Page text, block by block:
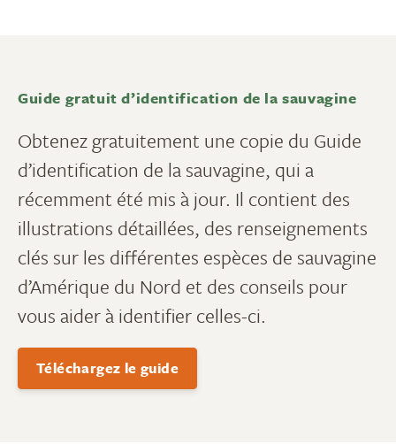
Guide gratuit d’identification de la sauvagine
Obtenez gratuitement une copie du Guide
d’identification de la sauvagine, qui a
récemment été mis à jour. Il contient des
illustrations détaillées, des renseignements
clés sur les différentes espèces de sauvagine
d’Amérique du Nord et des conseils pour
vous aider à identifier celles-ci.
Téléchargez le guide